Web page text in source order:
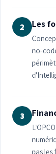
2 Les
no-
3
pas les